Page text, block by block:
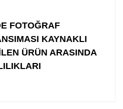
FOTOĞRAF
KAYNAKLI
ÜRÜN ARASINDA